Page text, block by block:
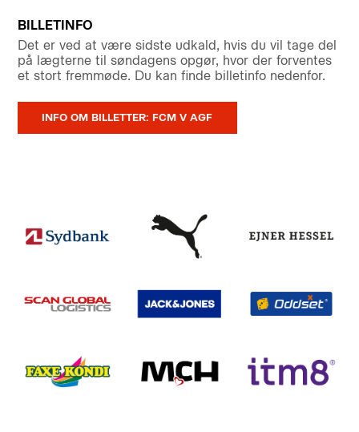
BILLETINFO
Det er ved at være sidste udkald, hvis du vil tage del
på lægterne til søndagens opgør, hvor der forventes
et stort fremmøde. Du kan finde billetinfo nedenfor.
INFO OM BILLETTER: FCM V AGF